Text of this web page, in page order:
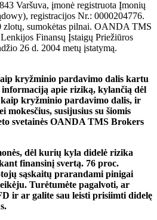
Varšuva, įmonė registruota Įmonių
registracijos Nr.: 0000204776.
zlotų, sumokėtas pilnai. OANDA TMS
Finansų Įstaigų Priežiūros
26 d. 2004 metų įstatymą.
kryžminio pardavimo dalis kartu
informaciją apie riziką, kylančią dėl
kryžminio pardavimo dalis, ir
mokesčius, susijusius su šiomis
svetainės OANDA TMS Brokers
dėl kurių kyla didelė rizika
finansinį svertą. 76 proc.
sąskaitų prarandami pinigai
Turėtumėte pagalvoti, ar
ir ar galite sau leisti prisiimti didelę